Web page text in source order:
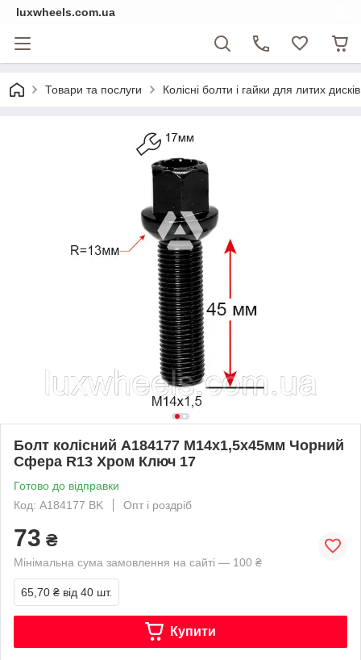
luxwheels.com.ua
Товари та послуги Колісні болти і гайки для литих
Болт колісний A184177 M14х1,5х45мм Чорний
Сфера R13 Хром Ключ 17
Готово до відправки
Код: A184177 BK
Опт і роздріб
73 ₴
Мінімальна сума замовлення на сайті — 100 ₴
65,70 ₴ від 40 шт.
Купити